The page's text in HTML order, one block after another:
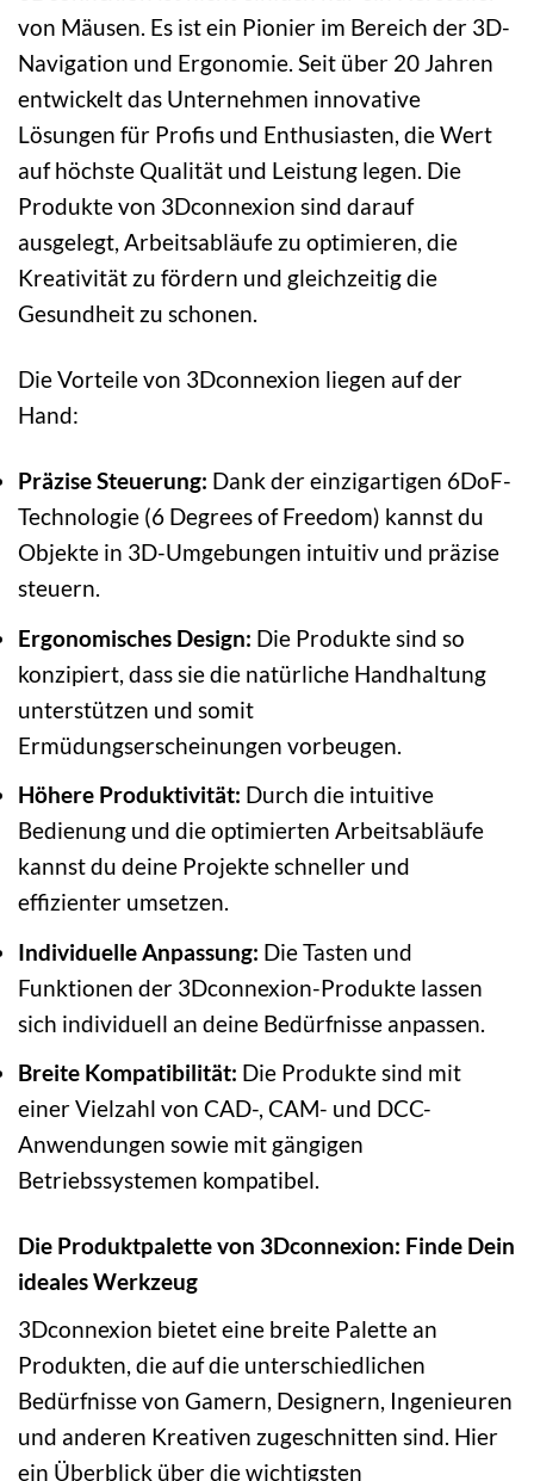
von Mäusen. Es ist ein Pionier im Bereich der 3D-
Navigation und Ergonomie. Seit über 20 Jahren
entwickelt das Unternehmen innovative
Lösungen für Profis und Enthusiasten, die Wert
auf höchste Qualität und Leistung legen. Die
Produkte von 3Dconnexion sind darauf
ausgelegt, Arbeitsabläufe zu optimieren, die
Kreativität zu fördern und gleichzeitig die
Gesundheit zu schonen.
Die Vorteile von 3Dconnexion liegen auf der
Hand:
Präzise Steuerung: Dank der einzigartigen 6DoF-
Technologie (6 Degrees of Freedom) kannst du
Objekte in 3D-Umgebungen intuitiv und präzise
steuern.
Ergonomisches Design: Die Produkte sind so
konzipiert, dass sie die natürliche Handhaltung
unterstützen und somit
Ermüdungserscheinungen vorbeugen.
Höhere Produktivität: Durch die intuitive
Bedienung und die optimierten Arbeitsabläufe
kannst du deine Projekte schneller und
effizienter umsetzen.
Individuelle Anpassung: Die Tasten und
Funktionen der 3Dconnexion-Produkte lassen
sich individuell an deine Bedürfnisse anpassen.
Breite Kompatibilität: Die Produkte sind mit
einer Vielzahl von CAD-, CAM- und DCC-
Anwendungen sowie mit gängigen
Betriebssystemen kompatibel.
Die Produktpalette von 3Dconnexion: Finde Dein
ideales Werkzeug
3Dconnexion bietet eine breite Palette an
Produkten, die auf die unterschiedlichen
Bedürfnisse von Gamern, Designern, Ingenieuren
und anderen Kreativen zugeschnitten sind. Hier
ein Überblick über die wichtigsten